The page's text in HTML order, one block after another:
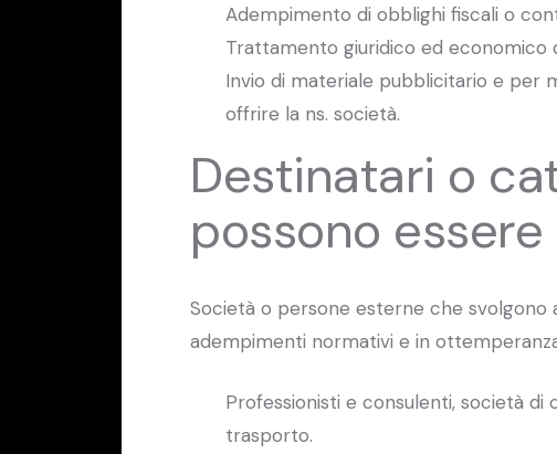
Adempimento di obblighi fiscali o
Trattamento giuridico ed economico
Invio di materiale pubblicitario e per
offrire la ns. società.
Destinatari o
possono
Società o persone esterne che
adempimenti normativi e in
Professionisti e consulenti, società
trasporto.